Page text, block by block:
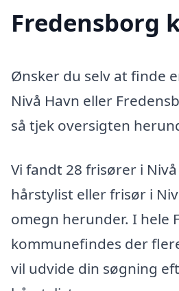
Fredensborg
Ønsker du selv at finde
Nivå Havn eller
så tjek oversigten
Vi fandt 28 frisører i
hårstylist eller frisør i
omegn herunder. I hele
kommunefindes der
vil udvide din søgning